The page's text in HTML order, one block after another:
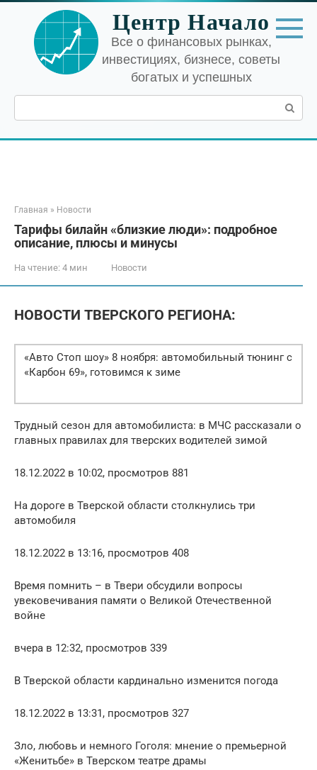
Перейти
контенту
Центр Начало
Все о финансовых рынках,
инвестициях, бизнесе, советы
богатых и успешных
Поиск:
Главная » Новости
Тарифы билайн «близкие люди»: подробное
описание, плюсы и минусы
На чтение: 4 мин Новости
НОВОСТИ ТВЕРСКОГО РЕГИОНА:
«Авто Стоп шоу» 8 ноября: автомобильный тюнинг с
«Карбон 69», готовимся к зиме
Трудный сезон для автомобилиста: в МЧС рассказали о
главных правилах для тверских водителей зимой
18.12.2022 в 10:02, просмотров 881
На дороге в Тверской области столкнулись три
автомобиля
18.12.2022 в 13:16, просмотров 408
Время помнить – в Твери обсудили вопросы
увековечивания памяти о Великой Отечественной
войне
вчера в 12:32, просмотров 339
В Тверской области кардинально изменится погода
18.12.2022 в 13:31, просмотров 327
Зло, любовь и немного Гоголя: мнение о премьерной
«Женитьбе» в Тверском театре драмы